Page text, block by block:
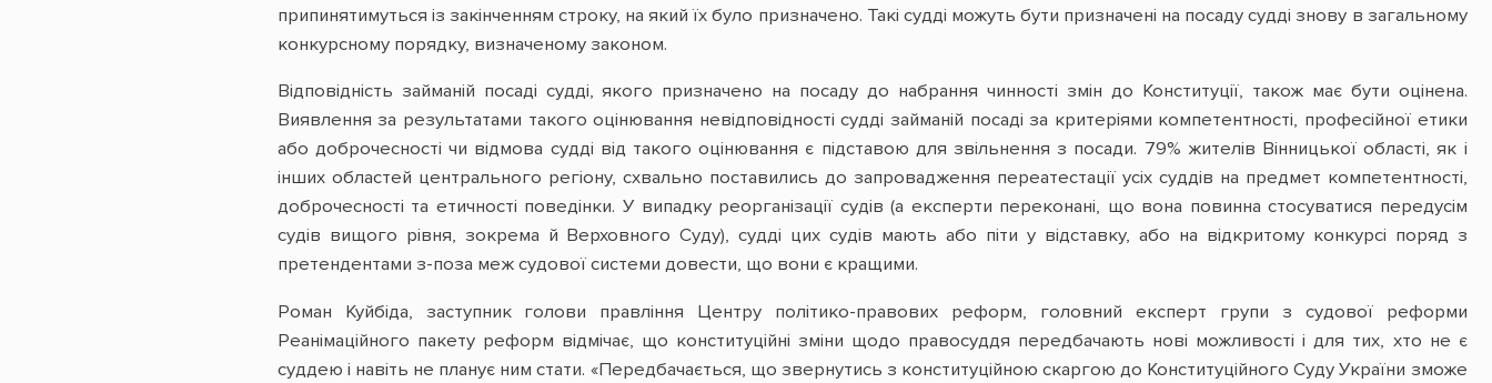
припинятимуться із закінченням строку, на який їх було призначено. Такі судді можуть бути призначені на посаду судді знову в загальному
конкурсному порядку, визначеному законом.
Відповідність займаній посаді судді, якого призначено на посаду до набрання чинності змін до Конституції, також має бути оцінена.
Виявлення за результатами такого оцінювання невідповідності судді займаній посаді за критеріями компетентності, професійної етики
або доброчесності чи відмова судді від такого оцінювання є підставою для звільнення з посади. 79% жителів Вінницької області, як і
інших областей центрального регіону, схвально поставились до запровадження переатестації усіх суддів на предмет компетентності,
доброчесності та етичності поведінки. У випадку реорганізації судів (а експерти переконані, що вона повинна стосуватися передусім
судів вищого рівня, зокрема й Верховного Суду), судді цих судів мають або піти у відставку, або на відкритому конкурсі поряд з
претендентами з-поза меж судової системи довести, що вони є кращими.
Роман Куйбіда, заступник голови правління Центру політико-правових реформ, головний експерт групи з судової реформи
Реанімаційного пакету реформ відмічає, що конституційні зміни щодо правосуддя передбачають нові можливості і для тих, хто не є
суддею і навіть не планує ним стати. «Передбачається, що звернутись з конституційною скаргою до Конституційного Суду України зможе